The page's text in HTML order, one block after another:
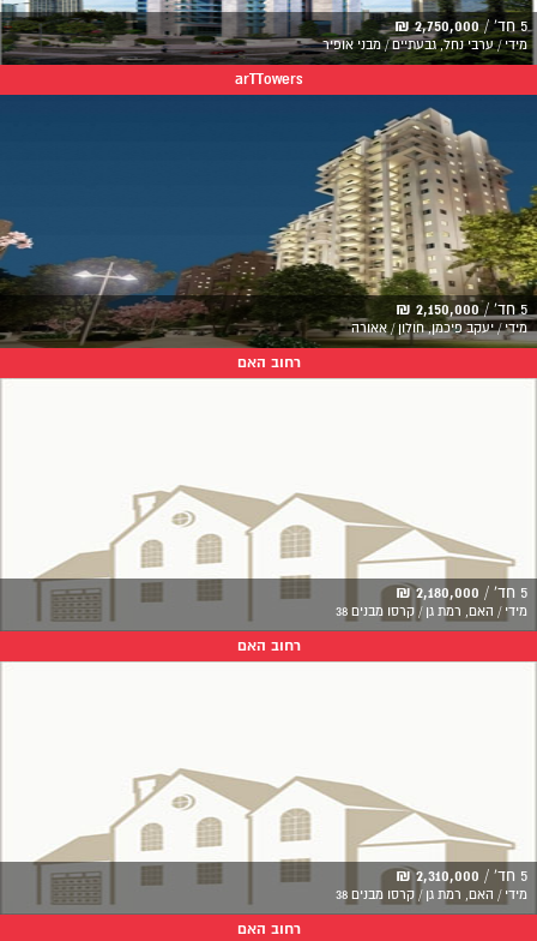
5 חד' / 2,750,000 ₪
מידי / ערבי נחל, גבעתיים / מבני אופיר
arTTowers
5 חד' / 2,150,000 ₪
מידי / יעקב פיכמן, חולון / אאורה
רחוב האם
5 חד' / 2,180,000 ₪
מידי / האם, רמת גן / קרסו מבנים 38
רחוב האם
5 חד' / 2,310,000 ₪
מידי / האם, רמת גן / קרסו מבנים 38
רחוב האם